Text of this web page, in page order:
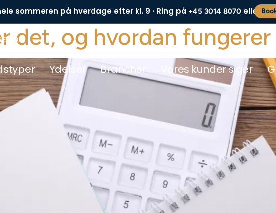
sommeren på hverdage efter kl. 9 · Ring på +45 3014 8070eller
Ydelser Brancher Vores kunder siger
det, og hvordan